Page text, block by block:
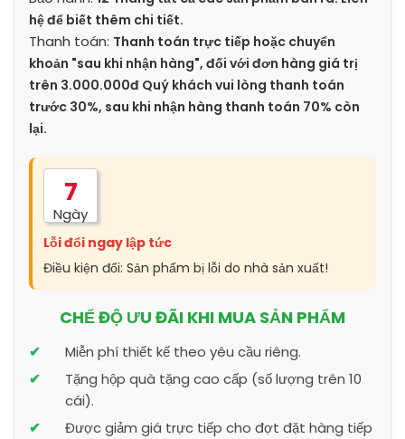
hệ để biết thêm chi tiết.
Thanh toán: Thanh toán trực tiếp hoặc chuyển
khoản "sau khi nhận hàng", đối với đơn hàng giá trị
trên 3.000.000đ Quý khách vui lòng thanh toán
trước 30%, sau khi nhận hàng thanh toán 70% còn
lại.
7
Ngày
Lỗi đổi ngay lập tức
Điều kiện đổi: Sản phẩm bị lỗi do nhà sản xuất!
CHẾ ĐỘ ƯU ĐÃI KHI MUA SẢN PHẨM
Miễn phí thiết kế theo yêu cầu riêng.
Tặng hộp quà tặng cao cấp (số lượng trên 10
cái).
Được giảm giá trực tiếp cho đợt đặt hàng tiếp